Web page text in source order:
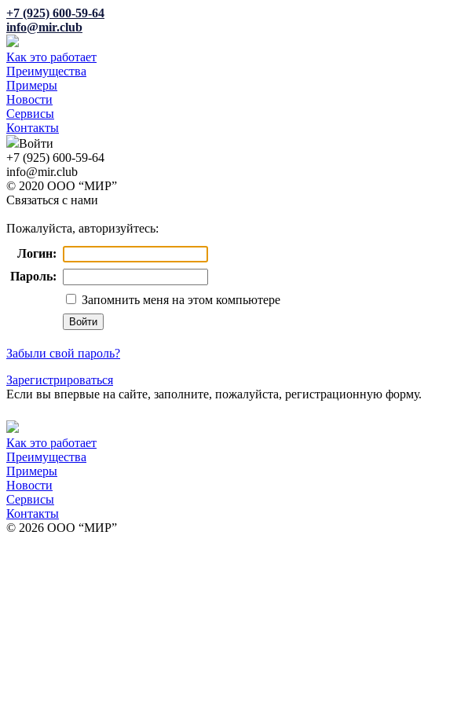
+7 (925) 600-59-64
info@mir.club
Как это работает
Преимущества
Примеры
Новости
Сервисы
Контакты
Войти
+7 (925) 600-59-64
info@mir.club
© 2020 ООО “МИР”
Связаться с нами
Пожалуйста, авторизуйтесь:
Логин:
Пароль:
Запомнить меня на этом компьютере
Забыли свой пароль?
Зарегистрироваться
Если вы впервые на сайте, заполните, пожалуйста, регистрационную форму.
Как это работает
Преимущества
Примеры
Новости
Сервисы
Контакты
© 2026 ООО “МИР”